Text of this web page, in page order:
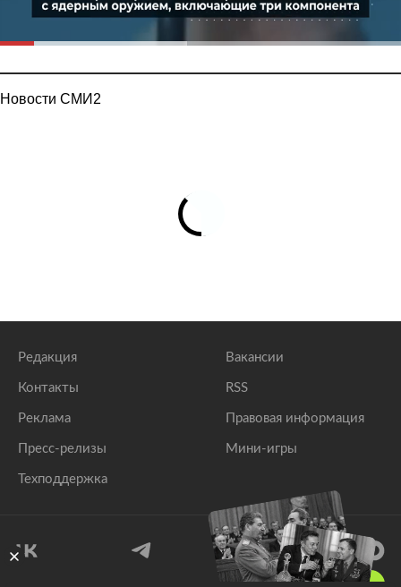
Новости СМИ2
Редакция
Контакты
Реклама
Пресс-релизы
Техподдержка
Вакансии
RSS
Правовая информация
Мини-игры